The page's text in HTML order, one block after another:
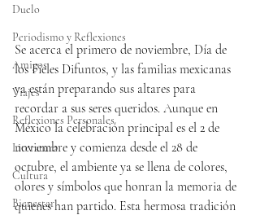
Duelo
Periodismo y Reflexiones
Amigos
Viajes
Reflexiones Personales
Literatura
Cultura
Bienestar
Se acerca el primero de noviembre, Día de
los Fieles Difuntos, y las familias mexicanas
ya están preparando sus altares para
recordar a sus seres queridos. Aunque en
México la celebración principal es el 2 de
noviembre y comienza desde el 28 de
octubre, el ambiente ya se llena de colores,
olores y símbolos que honran la memoria de
quienes han partido. Esta hermosa tradición